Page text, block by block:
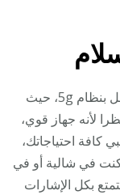
يعمل هذا القوى على الأجهزة الحديثة التي تعمل بنظام 5g، حيث
لأنه جهاز قوي،
كافة احتياجاتك،
في شالية أو في
بكل الإشارات